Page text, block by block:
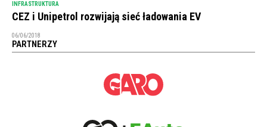
INFRASTRUKTURA
CEZ i Unipetrol rozwijają sieć ładowania EV
06/06/2018
PARTNERZY